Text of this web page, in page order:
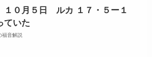
０月５日 ルカ １７・５ー１
ていた
福音解説